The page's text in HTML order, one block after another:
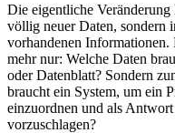
Die eigentliche
völlig neuer Daten, sondern
vorhandenen Informationen.
mehr nur: Welche Daten
oder Datenblatt? Sondern
braucht ein System, um ein
einzuordnen und als
vorzuschlagen?